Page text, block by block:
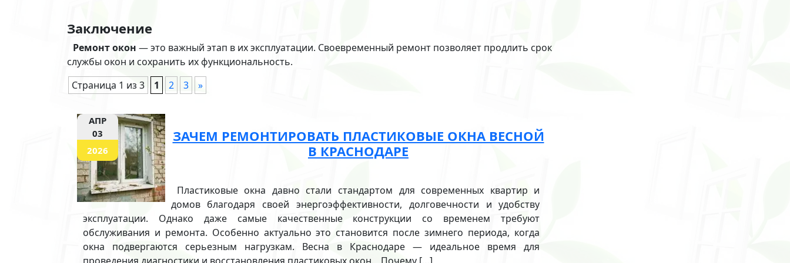
Заключение
Ремонт окон — это важный этап в их эксплуатации. Своевременный ремонт позволяет продлить срок
службы окон и сохранить их функциональность.
Страница 1 из 3
1 2 3 »
АПР
03
2026
ЗАЧЕМ РЕМОНТИРОВАТЬ ПЛАСТИКОВЫЕ ОКНА ВЕСНОЙ
В КРАСНОДАРЕ
Пластиковые окна давно стали стандартом для современных квартир и
домов благодаря своей энергоэффективности, долговечности и удобству
эксплуатации. Однако даже самые качественные конструкции со временем требуют
обслуживания и ремонта. Особенно актуально это становится после зимнего периода, когда
окна подвергаются серьезным нагрузкам. Весна в Краснодаре — идеальное время для